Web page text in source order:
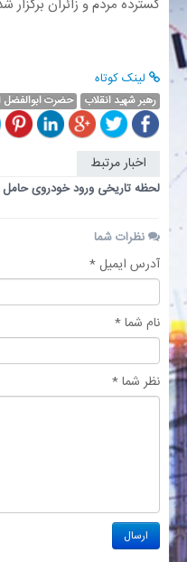
چند رسانه‌ای
صنعت معدن و تجارت
بانک
خانه
گسترده مردم و زائران برگزار
لینک کوتاه
رهبر شهید انقلاب حضرت ابوالفضل
اخبار مرتبط
لحظه تاریخی ورود خودروی حامل
نظرات شما
آدرس ایمیل *
نام شما *
نظر شما *